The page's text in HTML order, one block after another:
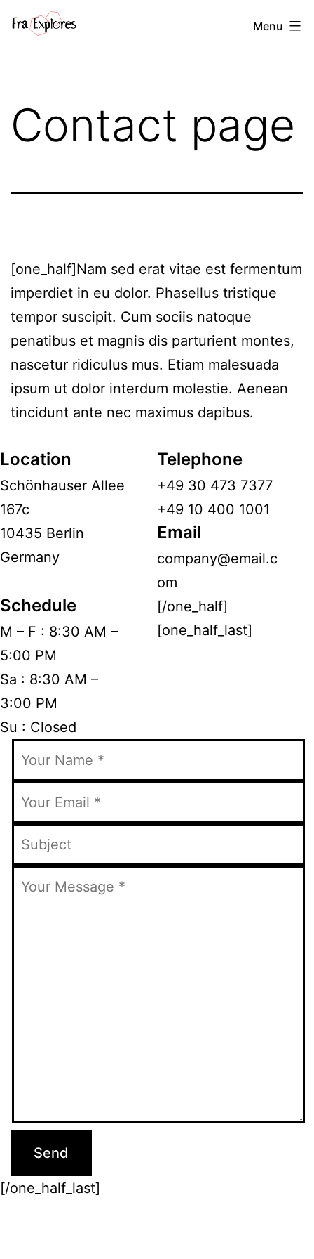
Fra
Menu
Contact page
[one_half]Nam sed erat vitae est fermentum
imperdiet in eu dolor. Phasellus tristique
tempor suscipit. Cum sociis natoque
penatibus et magnis dis parturient montes,
nascetur ridiculus mus. Etiam malesuada
ipsum ut dolor interdum molestie. Aenean
tincidunt ante nec maximus dapibus.
Location
Schönhauser Allee
167c
10435 Berlin
Germany
Telephone
+49 30 473 7377
+49 10 400 1001
Email
company@email.c
om
Schedule
M – F : 8:30 AM –
5:00 PM
Sa : 8:30 AM –
3:00 PM
Su : Closed
[/one_half]
[one_half_last]
[/one_half_last]